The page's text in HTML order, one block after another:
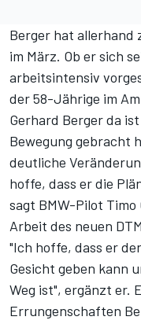
Berger hat allerhand
im März. Ob er sich
arbeitsintensiv
der 58-Jährige im
Gerhard Berger da
Bewegung gebracht
deutliche
hoffe, dass er die
sagt BMW-Pilot
Arbeit des neuen
"Ich hoffe, dass er
Gesicht geben kann
Weg ist", ergänzt er.
Errungenschaften